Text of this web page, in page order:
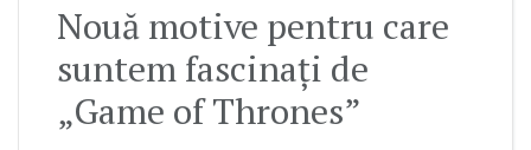
Nouă motive pentru care
suntem fascinați de
„Game of Thrones”